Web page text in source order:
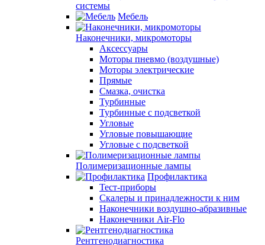
системы
Мебель
Наконечники, микромоторы
Аксессуары
Моторы пневмо (воздушные)
Моторы электрические
Прямые
Смазка, очистка
Турбинные
Турбинные с подсветкой
Угловые
Угловые повышающие
Угловые с подсветкой
Полимеризационные лампы
Профилактика
Тест-приборы
Скалеры и принадлежности к ним
Наконечники воздушно-абразивные
Наконечники Air-Flo
Рентгенодиагностика